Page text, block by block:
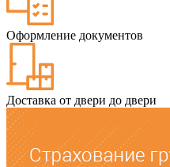
Оформление документов
Доставка от двери до двери